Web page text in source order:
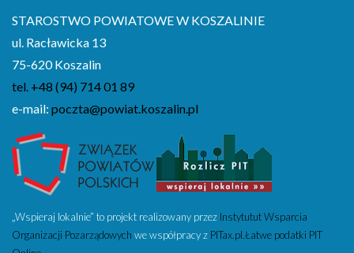
STAROSTWO POWIATOWE W KOSZALINIE
ul. Racławicka 13
75-620 Koszalin
tel. +48 (94) 714 01 89
e-mail: poczta@powiat.koszalin.pl
„Wspieraj lokalnie” to projekt realizowany przez Instytutut Wsparcia
Organizacji Pozarządowych we współpracy z PITax.pl.Łatwe podatki PIT